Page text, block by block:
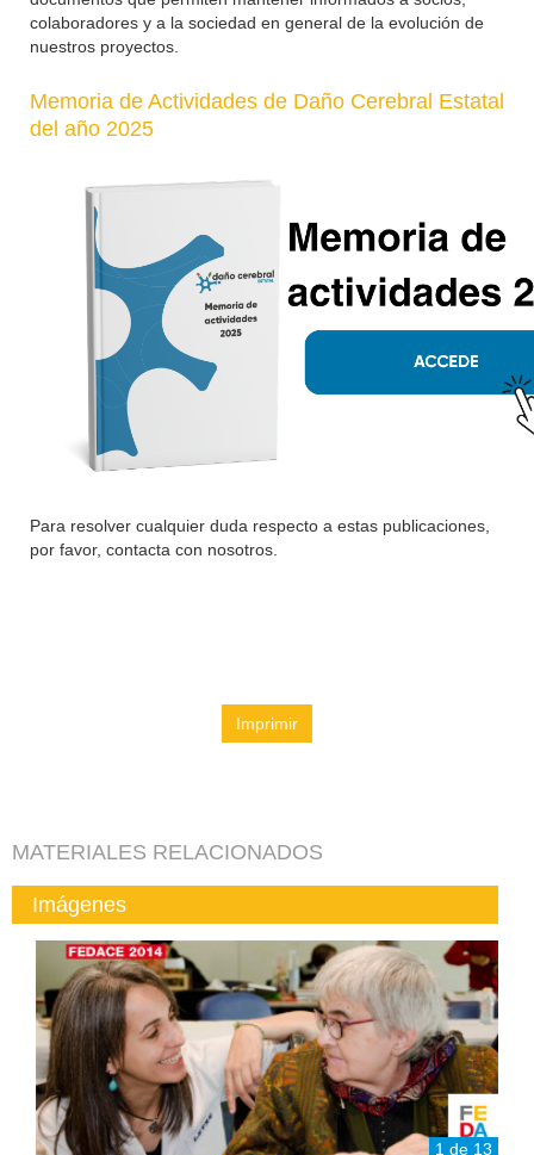
colaboradores y a la sociedad en general de la evolución de
nuestros proyectos.
Memoria de Actividades de Daño Cerebral Estatal
del año 2025
Para resolver cualquier duda respecto a estas publicaciones,
por favor, contacta con nosotros.
Imprimir
MATERIALES RELACIONADOS
Imágenes
1 de 13